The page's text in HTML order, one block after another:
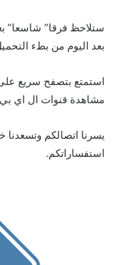
ستلاحظ فرقا” شاسعا”
بعد اليوم من بطء
استمتع بتصفح سريع
مشاهدة قنوات ال اي
يسرنا اتصالكم
استفساراتكم.